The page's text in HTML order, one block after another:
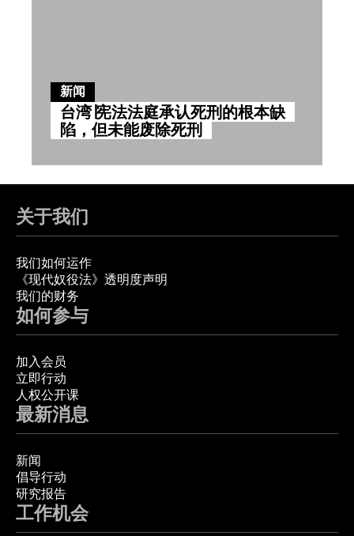
新闻
台湾∣宪法法庭承认死刑的根本缺
陷，但未能废除死刑
关于我们
我们如何运作
《现代奴役法》透明度声明
我们的财务
如何参与
加入会员
立即行动
人权公开课
最新消息
新闻
倡导行动
研究报告
工作机会